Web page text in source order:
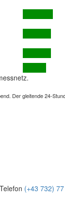
Der gleitende 24-
(+43 732)